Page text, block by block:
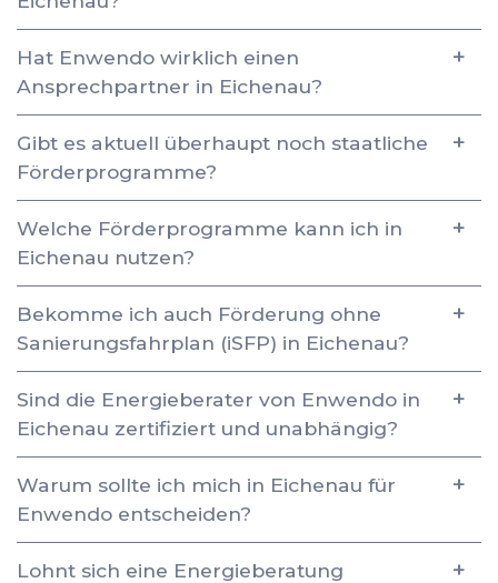
Hat Enwendo wirklich einen
Ansprechpartner in Eichenau?
Gibt es aktuell überhaupt noch staatliche
Förderprogramme?
Welche Förderprogramme kann ich in
Eichenau nutzen?
Bekomme ich auch Förderung ohne
Sanierungsfahrplan (iSFP) in Eichenau?
Sind die Energieberater von Enwendo in
Eichenau zertifiziert und unabhängig?
Warum sollte ich mich in Eichenau für
Enwendo entscheiden?
Lohnt sich eine Energieberatung